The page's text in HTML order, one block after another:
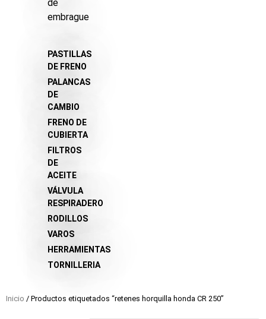
de
embrague
PASTILLAS
DE FRENO
PALANCAS
DE
CAMBIO
FRENO DE
CUBIERTA
FILTROS
DE
ACEITE
VÁLVULA
RESPIRADERO
RODILLOS
VAROS
HERRAMIENTAS
TORNILLERIA
Inicio / Productos etiquetados “retenes horquilla honda CR 250”